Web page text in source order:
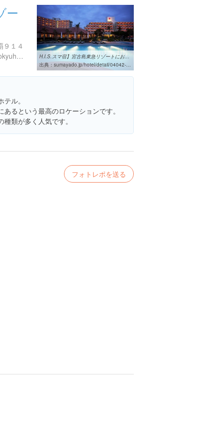
ー
９１４
http://www.miyakojima-r.tokyuhotels.co.jp/
H.I.S.スマ宿】宮古島東急リゾートにおトクプランで宿泊｜ホテル予約 ...
出典： sumayado.jp/hotel/detail/04042-001
ル。
るという最高のロケーションです。
類が多く人気です。
フォトレポを送る